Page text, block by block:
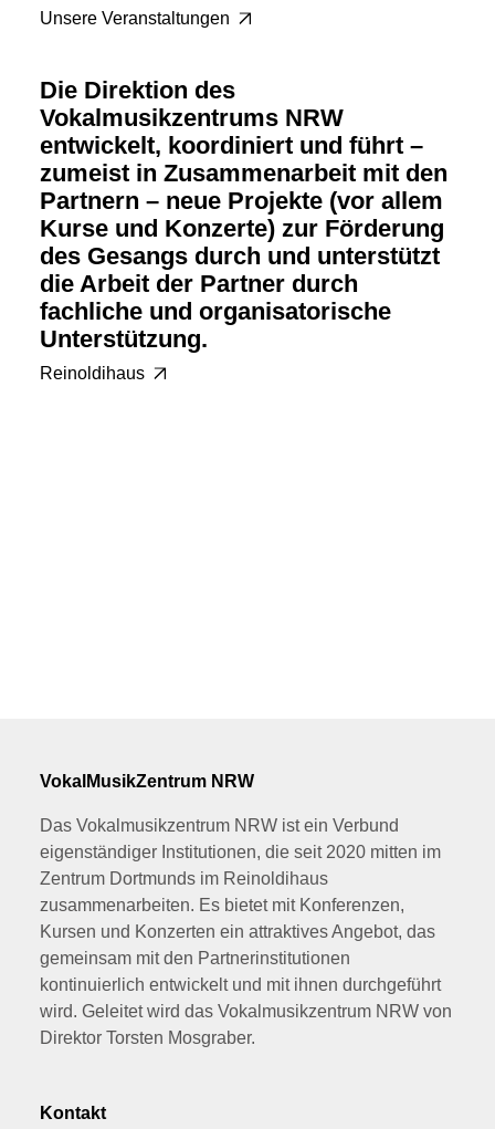
Unsere Veranstaltungen
Die Direktion des
Vokalmusikzentrums NRW
entwickelt, koordiniert und führt –
zumeist in Zusammenarbeit mit den
Partnern – neue Projekte (vor allem
Kurse und Konzerte) zur Förderung
des Gesangs durch und unterstützt
die Arbeit der Partner durch
fachliche und organisatorische
Unterstützung.
Reinoldihaus
VokalMusikZentrum NRW
Das Vokalmusikzentrum NRW ist ein Verbund
eigenständiger Institutionen, die seit 2020 mitten im
Zentrum Dortmunds im Reinoldihaus
zusammenarbeiten. Es bietet mit Konferenzen,
Kursen und Konzerten ein attraktives Angebot, das
gemeinsam mit den Partnerinstitutionen
kontinuierlich entwickelt und mit ihnen durchgeführt
wird. Geleitet wird das Vokalmusikzentrum NRW von
Direktor Torsten Mosgraber.
Kontakt